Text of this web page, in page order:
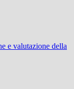
e valutazione della